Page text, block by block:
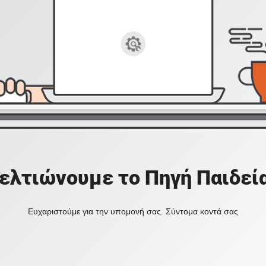
το Πηγή
Ευχαριστούμε για την υπομονή σας. Σύντομα κοντά σας